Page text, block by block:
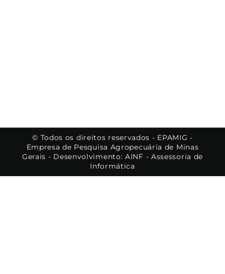
© Todos os direitos reservados - EPAMIG -
Empresa de Pesquisa Agropecuária de Minas
Gerais - Desenvolvimento: AINF - Assessoria de
Informática